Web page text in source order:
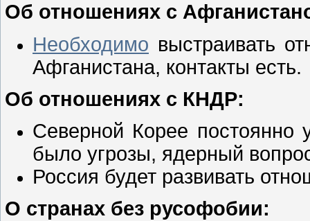
Об отношениях с
Необходимо выстраивать
Афганистана, контакты есть.
Об отношениях с КНДР:
Северной Корее постоянно
было угрозы, ядерный
Россия будет развивать
О странах без русофобии: